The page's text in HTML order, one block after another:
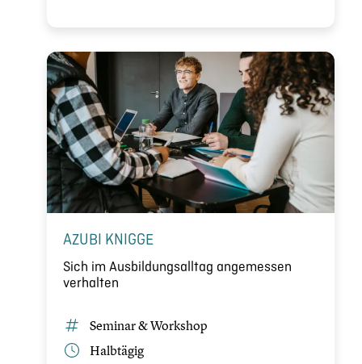
AZUBI KNIGGE
Sich im Ausbil­dungs­all­tag angemes­sen
verhalten
Seminar & Workshop
Halbtägig